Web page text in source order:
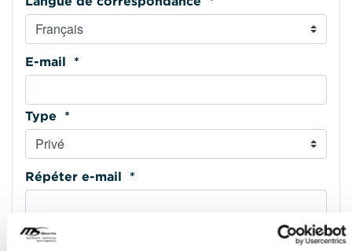
E-mail *
Type *
Répéter e-mail *